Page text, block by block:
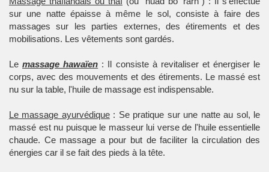
sur une natte épaisse à même le sol, consiste à faire des
massages sur les parties externes, des étirements et des
mobilisations. Les vêtements sont gardés.
Lemassage hawaïen : Il consiste à revitaliser et énergiser le
corps, avec des mouvements et des étirements. Le massé est
nu sur la table, l'huile de massage est indispensable.
Le massage ayurvédique: Se pratique sur une natte au sol, le
massé est nu puisque le masseur lui verse de l'huile essentielle
chaude. Ce massage a pour but de faciliter la circulation des
énergies car il se fait des pieds à la tête.